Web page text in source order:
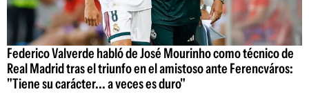
Federico Valverde habló de José Mourinho como técnico de
Real Madrid tras el triunfo en el amistoso ante Ferencváros:
"Tiene su carácter... a veces es duro"